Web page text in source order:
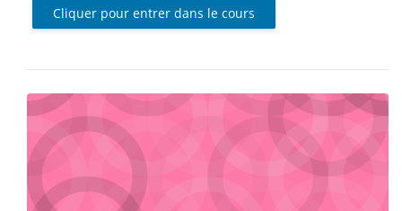
Cliquer pour entrer dans le cours